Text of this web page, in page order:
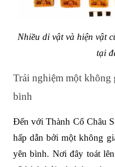
Nhiều di vật và hiện vật
tại
Trải nghiệm một không
bình
Đến với Thành Cổ Châu
hấp dẫn bởi một không
yên bình. Nơi đây toát